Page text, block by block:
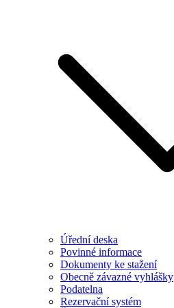
Úřední deska
Povinné informace
Dokumenty ke stažení
Obecně závazné vyhlášky
Podatelna
Rezervační systém